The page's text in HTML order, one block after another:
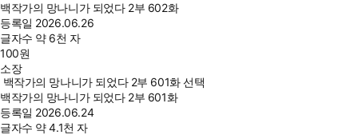
백작가의 망나니가 되었다 2부 602화
등록일 2026.06.26
글자수 약 6천 자
100원
소장
백작가의 망나니가 되었다 2부 601화 선택
백작가의 망나니가 되었다 2부 601화
등록일 2026.06.24
글자수 약 4.1천 자